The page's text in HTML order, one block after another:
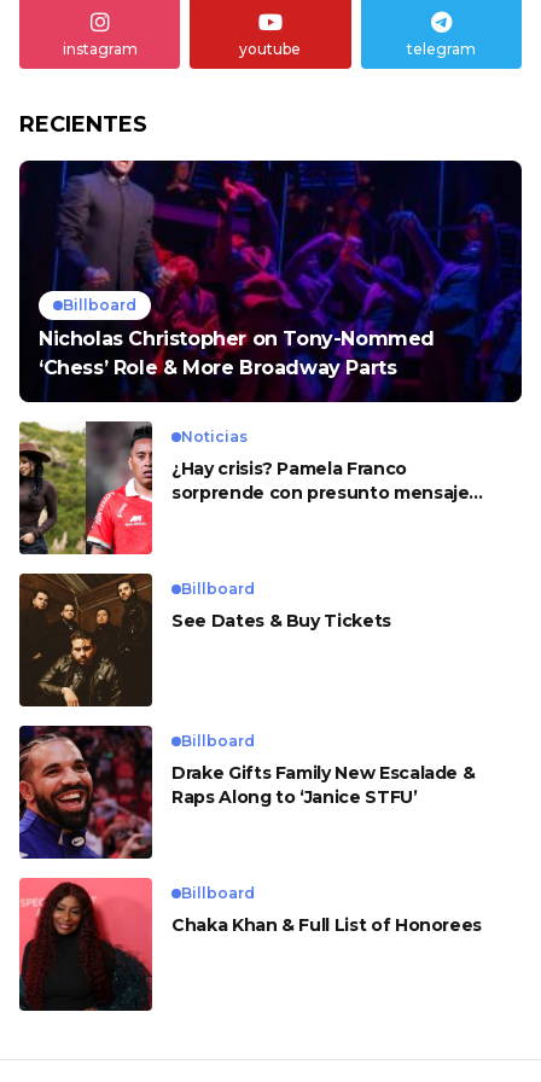
instagram youtube telegram
RECIENTES
Billboard
Nicholas Christopher on Tony-Nommed
‘Chess’ Role & More Broadway Parts
Noticias
¿Hay crisis? Pamela Franco
sorprende con presunto mensaje
Billboard
See Dates & Buy Tickets
Billboard
Drake Gifts Family New Escalade &
Raps Along to ‘Janice STFU’
Billboard
Chaka Khan & Full List of Honorees